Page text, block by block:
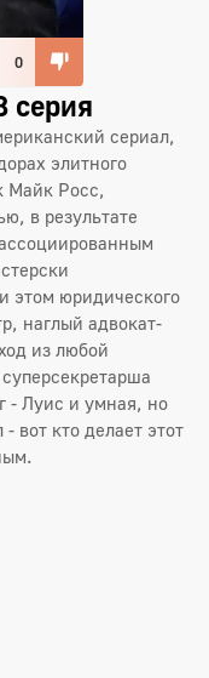
0
серия
сериал,
элитного
Майк Росс,
в результате
этом юридического
наглый адвокат-
из любой
- Луис и умная, но
вот кто делает этот